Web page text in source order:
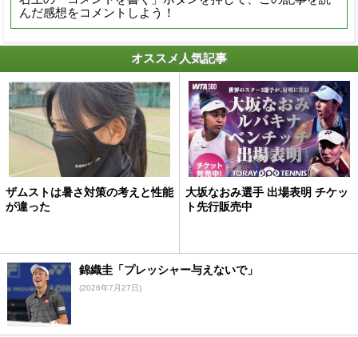
んだ感想をコメントしよう！
オススメ人気記事
ザムストは暑さ対策の考えと性能
が違った
大坂なおみ選手 出場表明 チケッ
ト先行販売中
錦織圭「プレッシャー与えないで」
(2026年7月27日)